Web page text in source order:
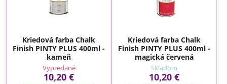
Kriedová farba Chalk
Finish PINTY PLUS 400ml -
kameň
Vypredané
10,20 €
Kriedová farba Chalk
Finish PINTY PLUS 400ml -
magická červená
Skladom
10,20 €